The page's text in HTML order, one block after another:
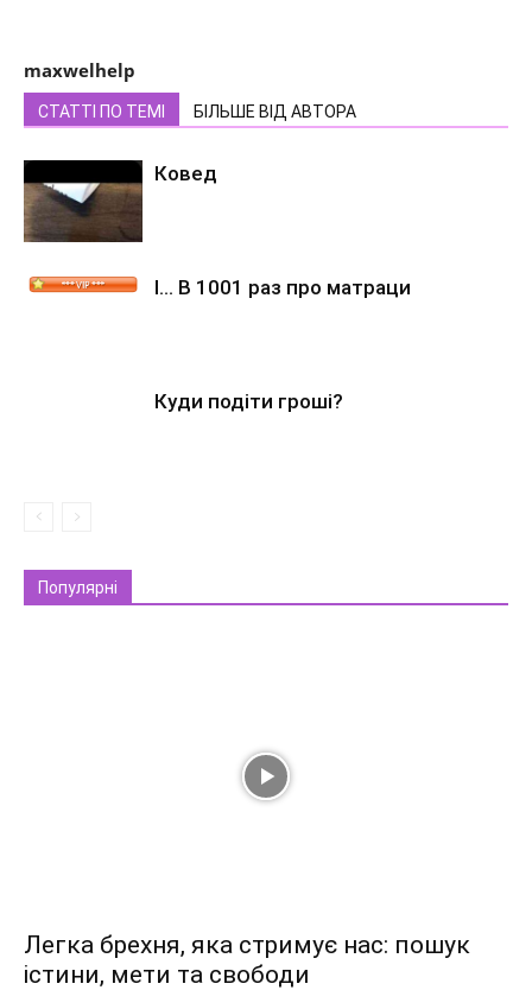
maxwelhelp
СТАТТІ ПО ТЕМІ БІЛЬШЕ ВІД АВТОРА
Ковед
І… В 1001 раз про матраци
Куди подіти гроші?
Популярні
Легка брехня, яка стримує нас: пошук
істини, мети та свободи